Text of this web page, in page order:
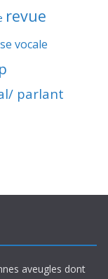
revue
vocale
parlant
aveugles dont